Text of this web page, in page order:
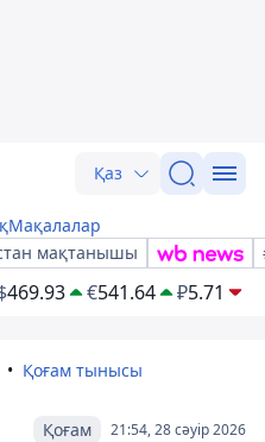
Қаз
Мақалалар
мақтанышы
469.93 €541.64 ₽5.71
Қоғам тынысы
21:54, 28 сәуір 2026
Қоғам